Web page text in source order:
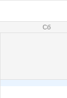
Сб